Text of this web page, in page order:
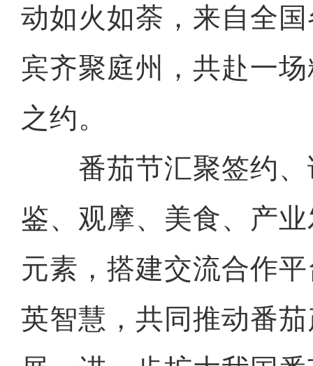
动如火如荼，来自全
宾齐聚庭州，共赴一
之约。
番茄节汇聚签约、
鉴、观摩、美食、产
元素，搭建交流合作
英智慧，共同推动番